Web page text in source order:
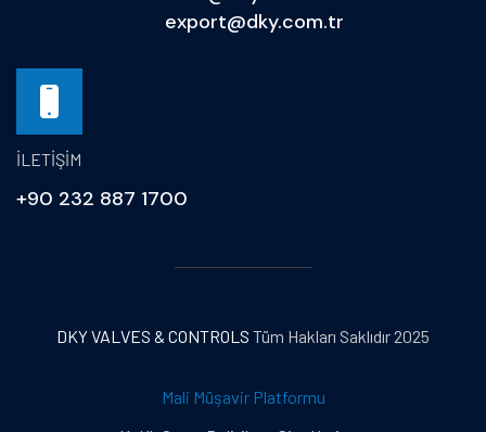
export@dky.com.tr
İLETIŞIM
+90 232 887 1700
DKY VALVES & CONTROLS Tüm Hakları Saklıdır 2025
Mali Müşavir Platformu